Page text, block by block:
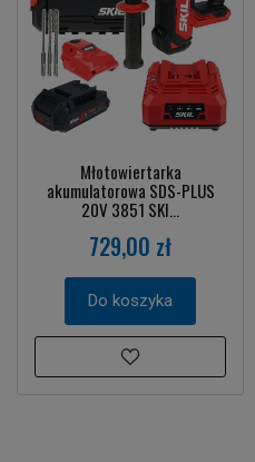
Młotowiertarka
akumulatorowa SDS-PLUS
20V 3851 SKI...
729,00 zł
Do koszyka